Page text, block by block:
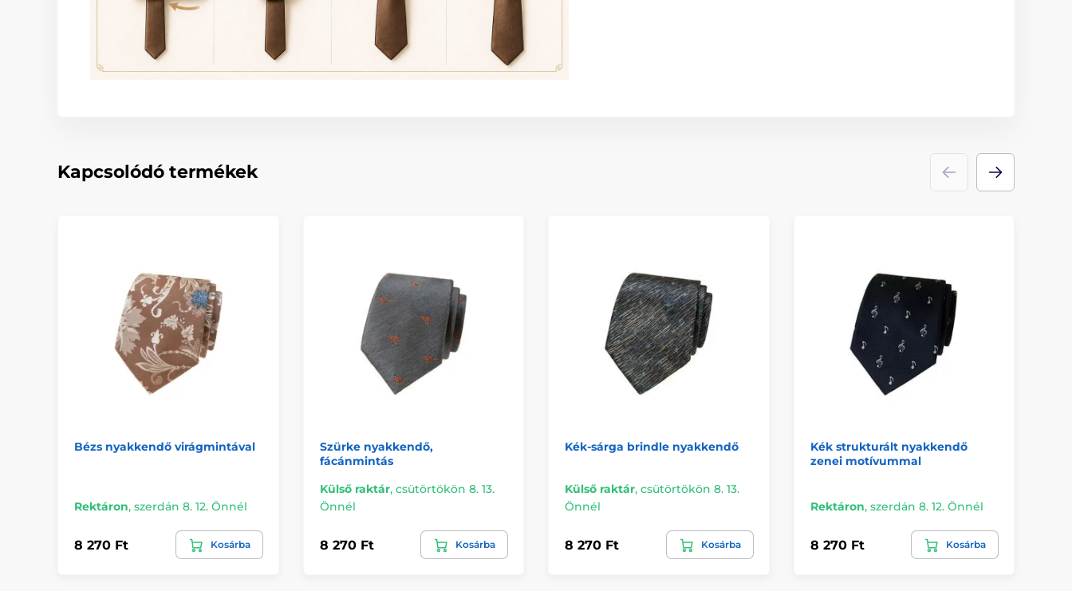
Kapcsolódó termékek
Bézs nyakkendő virágmintával
Rektáron, szerdán 8. 12. Önnél
8 270 Ft Kosárba
Szürke nyakkendő,
fácánmintás
Külső raktár, csütörtökön 8. 13.
Önnél
8 270 Ft Kosárba
Kék-sárga brindle nyakkendő
Külső raktár, csütörtökön 8. 13.
Önnél
8 270 Ft Kosárba
Kék strukturált nyakkendő
zenei motívummal
Rektáron, szerdán 8. 12. Önnél
8 270 Ft Kosárba